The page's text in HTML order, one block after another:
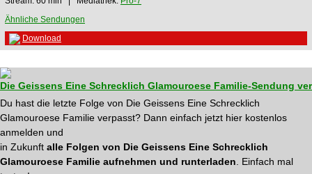
Ähnliche Sendungen
Download
Die Geissens Eine Schrecklich Glamouroese Familie-Sendung
Du hast die letzte Folge von Die Geissens Eine Schrecklich
Glamouroese Familie verpasst? Dann einfach jetzt hier kostenlos
anmelden und
in Zukunft alle Folgen von Die Geissens Eine Schrecklich
Glamouroese Familie aufnehmen und runterladen . Einfach mal